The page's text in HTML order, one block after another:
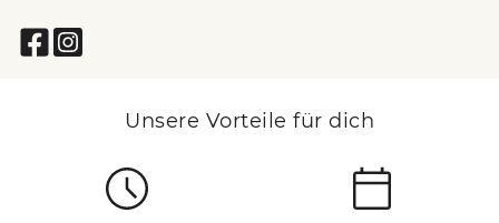
Unsere Vorteile für dich